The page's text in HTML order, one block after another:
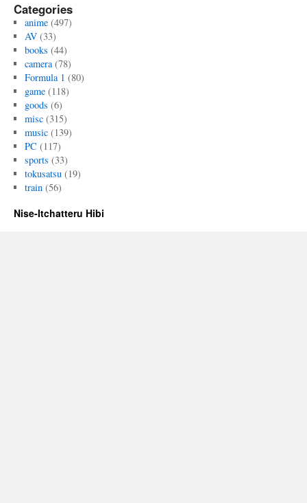
Categories
anime(497)
AV(33)
books (44)
camera(78)
Formula 1 (80)
game(118)
goods (6)
misc(315)
music(139)
PC (117)
sports (33)
tokusatsu(19)
train(56)
Nise-Itchatteru Hibi